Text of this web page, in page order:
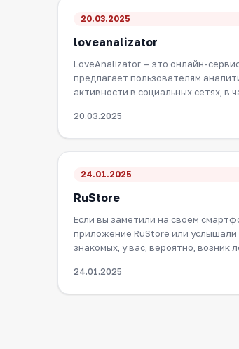
20.03.2025
loveanalizator
LoveAnalizator — это онлайн-
предлагает пользователям
активности в социальных сетях, в
20.03.2025
24.01.2025
RuStore
Если вы заметили на своем
приложение RuStore или услышали
знакомых, у вас, вероятно, возник
24.01.2025